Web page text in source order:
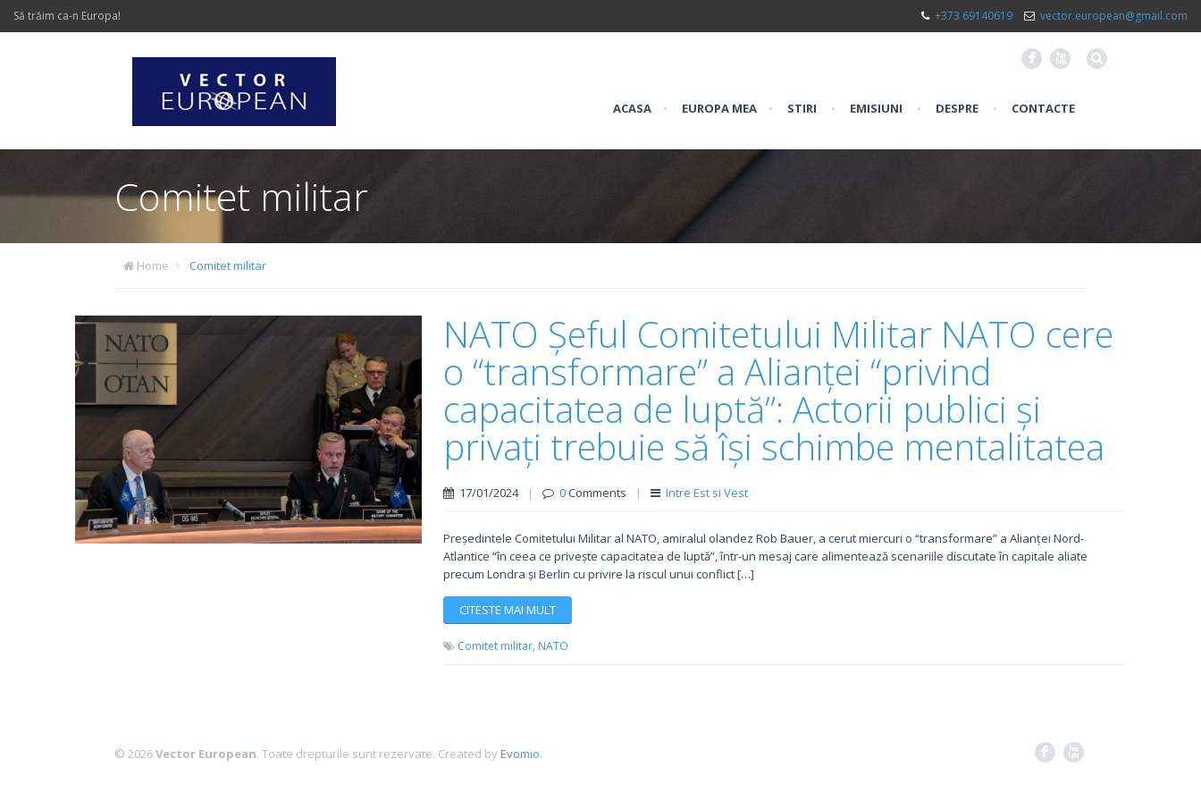
Să trăim ca-n Europa! +373 69140619 vector.european@gmail.com
F X
ACASA • EUROPA MEA • STIRI • EMISIUNI • DESPRE • CONTACTE
Comitet militar
Home Comitet militar
NATO Șeful Comitetului Militar NATO cere
o “transformare” a Alianței “privind
capacitatea de luptă”: Actorii publici și
privați trebuie să își schimbe mentalitatea
17/01/2024 | 0Comments | Intre Est si Vest
Președintele Comitetului Militar al NATO, amiralul olandez Rob Bauer, a cerut miercuri o “transformare” a Alianței Nord-
Atlantice “în ceea ce privește capacitatea de luptă”, într-un mesaj care alimentează scenariile discutate în capitale aliate
precum Londra și Berlin cu privire la riscul unui conflict […]
CITESTE MAI MULT
Comitet militar, NATO
© 2026Vector European. Toate drepturile sunt rezervate. Created byEvomio. F X